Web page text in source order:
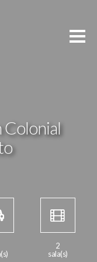
Colonial
2
sala(s)